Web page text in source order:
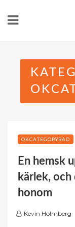
OKCATEGORYRAD
En hemsk
kärlek,
honom
Kevin Holmberg